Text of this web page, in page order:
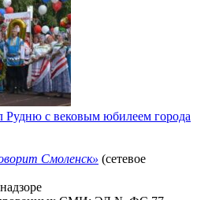
с вековым юбилеем города
Смоленск» (сетевое